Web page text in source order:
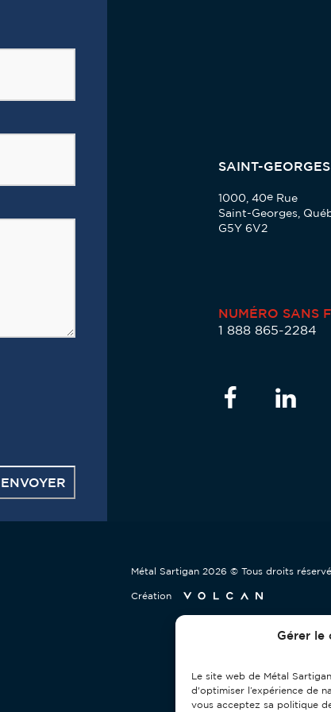
Gérer le
Le site web de Métal
d'optimiser l’expérience de
vous acceptez sa politique
ENVOYER
SAINT-GEORGES
1000, 40e Rue
Saint-Georges,
G5Y 6V2
NUMÉRO SANS
1 888 865-2284
Métal Sartigan 2026 © Tous droits
Création